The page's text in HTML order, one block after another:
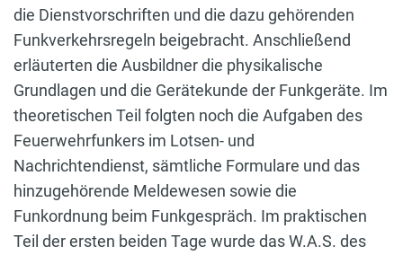
die Dienstvorschriften und die dazu gehörenden
Funkverkehrsregeln beigebracht. Anschließend
erläuterten die Ausbildner die physikalische
Grundlagen und die Gerätekunde der Funkgeräte. Im
theoretischen Teil folgten noch die Aufgaben des
Feuerwehrfunkers im Lotsen- und
Nachrichtendienst, sämtliche Formulare und das
hinzugehörende Meldewesen sowie die
Funkordnung beim Funkgespräch. Im praktischen
Teil der ersten beiden Tage wurde das W.A.S. des